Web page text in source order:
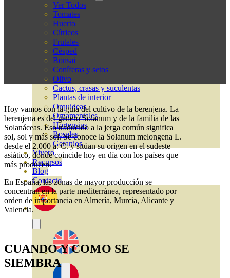
Ver Todos
Tomates
Huerto
Cítricos
Frutales
Césped
Bonsai
Coníferas y setos
Olivo
Cactus, crasas y suculentas
Plantas de interior
Orquideas
Ornamentales
Hortensias
Rosales
Geranios
Vivero
Recursos
Blog
Contacto
Hoy vamos con la guía del cultivo de la berenjena. La
berenjena es del género Solanum y de la familia de las
Solanáceas. Eso traducido a la jerga común significa
sol, sol y más sol. Se conoce la Solanum melongena L.
desde el 2.000 a. C. y sitúan su origen en el sudeste
asiático, donde coincide hoy en día con los países que
más producen.
En España, las zonas de mayor producción se
concentran en la parte mediterránea, representado por
orden de importancia en Almería, Murcia, Alicante y
Valencia.
CUANDO Y COMO SE
SIEMBRA